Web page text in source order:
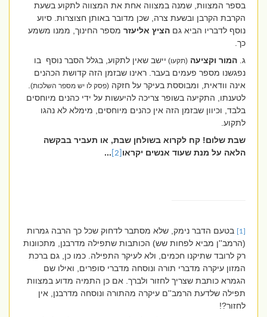
בספר המצוות, שמנה במצווה אחת את המצווה לתקוע בשעת
הקרבת הקרבן ובשעת צרה, שכן מדובר באותן חצוצרות. סיוע
נוסף לדבריו הביא גםהציץ אליעזרמספר החינוך, ממנו משמע
כך.
המור וקציעה (תקעו)יישב שאין לתקוע, בגלל הסבר נוסף בו
נפגשנו מספר פעמים בעבר. ראינו שבזמן הזה קדושת הכהנים
אינה וודאית, ומבוססת בעיקר על חזקה(פסק לו יש מספר השלכות).
לטענתו, התקיעה בשופר צריכה להיעשות על ידי כהנים מיוחסים
בלבד, וכיוון שבזמן הזה אין כהנים מיוחסים, מימלא לא נהגו
לתקוע.
שבת שלום! קח לקרוא בשולחן שבת, או תעביר בבקשה
הלאה על מנת שעוד אנשים יקראו[2]
...
בטעם הדבר נימק, שלא מסתבר לדחוק שכל כך הרבה גמרות
(הרמב''ן מביא לפחות שש) הכותבות שתפילה מדרבנן, מתכוונות
רק לרובד שתיקנו חכמים, ולא לעיקר התפילה. כמו כן, גם ברכת
המזון עיקרה מדברי תורה ונוסחה מדברי סופרים, ואילו שם
הגמרא כותבת שצריך לחזור ולברך. אם כן התמיה מדוע במצוות
תפילה שלדעת הרמב''ם עיקרה מהתורה ונוסחה מדרבנן, אין
לחזור?!